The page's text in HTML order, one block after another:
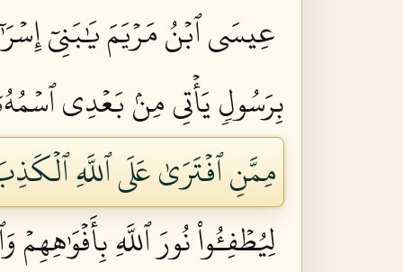
عِيسَى ٱبۡنُ مَرۡيَمَ يَٰبَنِيٓ
بِرَسُولٖ يَأۡتِي مِنۢ بَعۡدِي
مِمَّنِ ٱفۡتَرَىٰ عَلَى ٱللَّهِ
لِيُطۡفِـُٔواْ نُورَ ٱللَّهِ بِأَفۡوَٰهِهِمۡ